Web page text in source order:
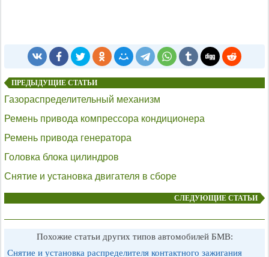
ПРЕДЫДУЩИЕ СТАТЬИ
Газораспределительный механизм
Ремень привода компрессора кондиционера
Ремень привода генератора
Головка блока цилиндров
Снятие и установка двигателя в сборе
СЛЕДУЮЩИЕ СТАТЬИ
Похожие статьи других типов автомобилей БМВ:
Снятие и установка распределителя контактного зажигания